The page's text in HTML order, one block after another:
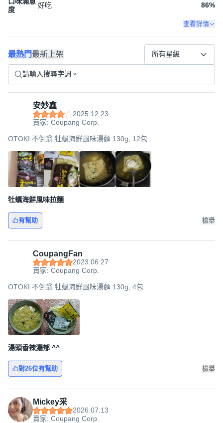
度
好吃 86%
查看詳情
最熱門最新上架 所有星級
安妙鑫
2025.12.23
賣家: Coupang Corp.
OTOKI 不倒翁 牡蠣海鮮風味湯麵 130g, 12包
牡蠣海鮮風味拉麵
有幫助 檢舉
CoupangFan
2023.06.27
賣家: Coupang Corp.
OTOKI 不倒翁 牡蠣海鮮風味湯麵 130g, 4包
湯頭香辣濃郁 ^^
對26位有幫助 檢舉
Mickey采
2026.07.13
賣家: Coupang Corp.